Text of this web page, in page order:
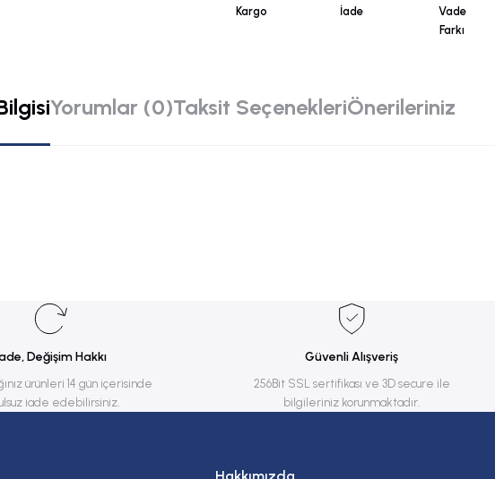
Kargo
İade
Vade
Farkı
Yorumlar (0)Taksit SeçenekleriÖnerileriniz
Değişim Hakkı
ürünleri 14 gün içerisinde
iade edebilirsiniz.
Güvenli Alışveriş
256Bit SSL sertifikası ve 3D secure ile
bilgileriniz korunmaktadır.